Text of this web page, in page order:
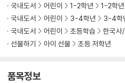
국내도서 어린이 1-2학년 1-2학
국내도서
어린이 3-4학년 3-4학
국내도서
어린이 초등학습
한국사
선물하기
아이 선물 초등 저학년
품목정보